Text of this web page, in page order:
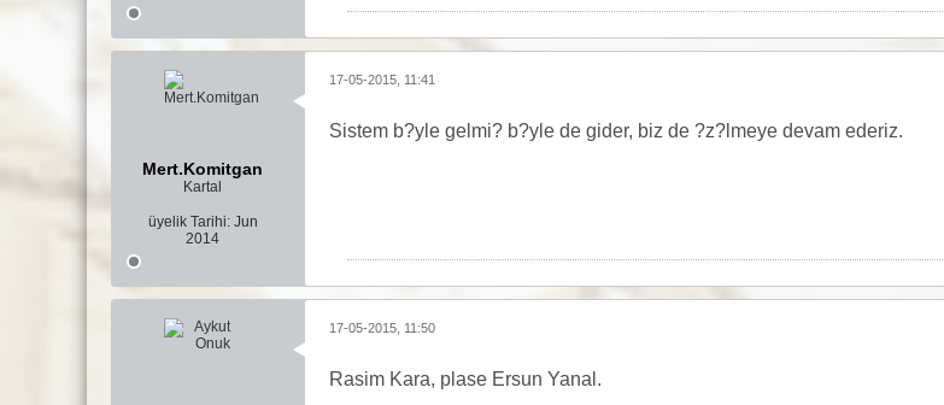
Mert.Komitgan
Kartal
üyelik Tarihi: Jun
2014
17-05-2015, 11:41
Sistem b?yle gelmi? b?yle de gider, biz de ?z?lmeye devam ederiz.
17-05-2015, 11:50
Rasim Kara, plase Ersun Yanal.